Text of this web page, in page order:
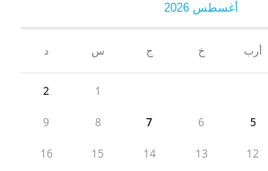
أغسطس 2026
أرب خ ج س د
1
2
5
6
7
8
9
12
13
14
15
16